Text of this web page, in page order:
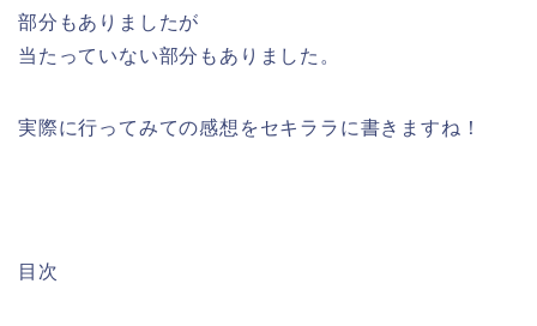
部分もありましたが
当たっていない部分もありました。
実際に行ってみての感想をセキララに書きますね！
目次